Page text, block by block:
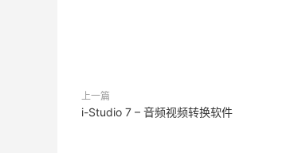
上一篇
i-Studio 7 – 音频视频转换软件